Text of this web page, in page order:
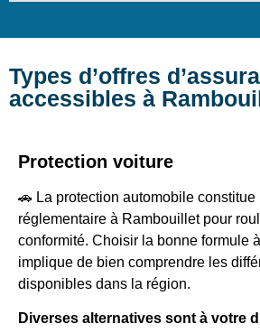
Types d’offres
accessibles à
Protection voiture
🚗 La protection automobile
réglementaire à Rambouillet pour
conformité. Choisir la bonne formule
implique de bien comprendre les
disponibles dans la région.
Diverses alternatives sont à votre